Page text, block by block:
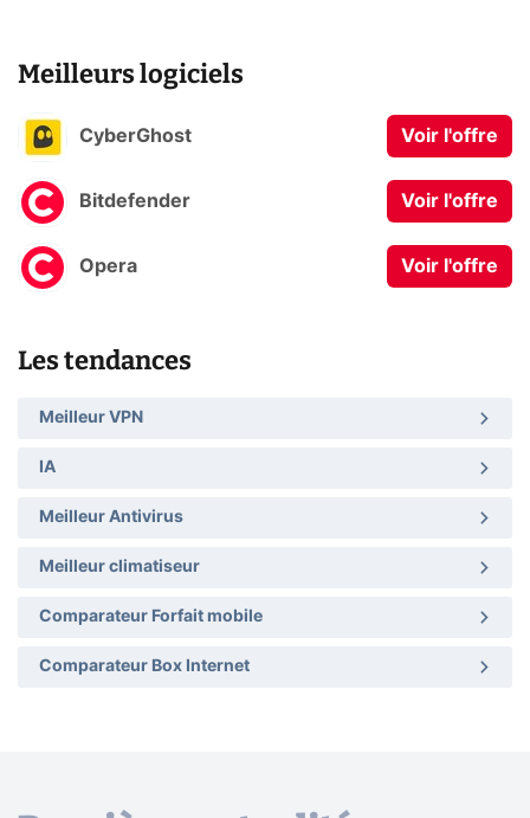
Meilleurs logiciels
CyberGhost Voir l'offre
Bitdefender Voir l'offre
Opera Voir l'offre
Les tendances
Meilleur VPN
IA
Meilleur Antivirus
Meilleur climatiseur
Comparateur Forfait mobile
Comparateur Box Internet